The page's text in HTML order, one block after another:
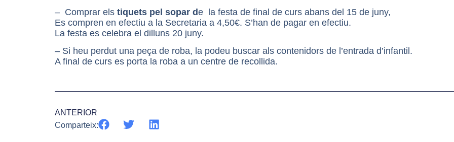
– Comprar els tiquets pel sopar de la festa de final de curs abans del 15 de juny,
Es compren en efectiu a la Secretaria a 4,50€. S’han de pagar en efectiu.
La festa es celebra el dilluns 20 juny.
– Si heu perdut una peça de roba, la podeu buscar als contenidors de l’entrada d’infantil.
A final de curs es porta la roba a un centre de recollida.​
ANTERIOR
Comparteix: